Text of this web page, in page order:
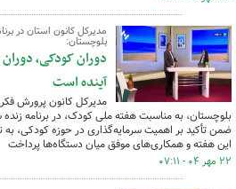
مدیرکل کانون استان در
بلوچستان:
دوران کودکی،
آینده است
مدیرکل کانون پرورش
بلوچستان، به مناسبت هفته ملی کودک، در برنامه
ضمن تأکید بر اهمیت سرمایه‌گذاری در حوزه کودکی، به
این هفته و همکاری‌های موفق میان دستگاه‌ها پرداخت
۲۲ مهر ۰۴ - ۰۷:۱۱